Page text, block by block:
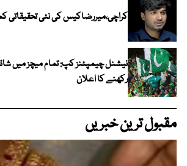
کراچی،میررضاکیس کی نئی تحقیقاتی
نیشنل چیمپئنز کپ: تمام میچز میں
رکھنے کا اعلان
مقبول ترین خبریں